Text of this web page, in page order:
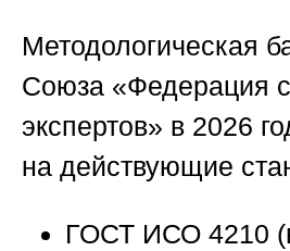
Методологическая
Союза «Федерация
экспертов» в 2026
на действующие
ГОСТ ИСО 4210